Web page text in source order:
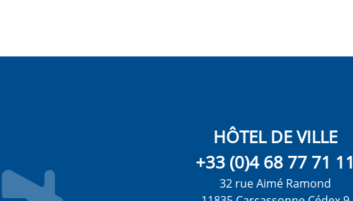
HÔTEL DE VILLE
+33 (0)4 68 77 71 11
32 rue Aimé Ramond